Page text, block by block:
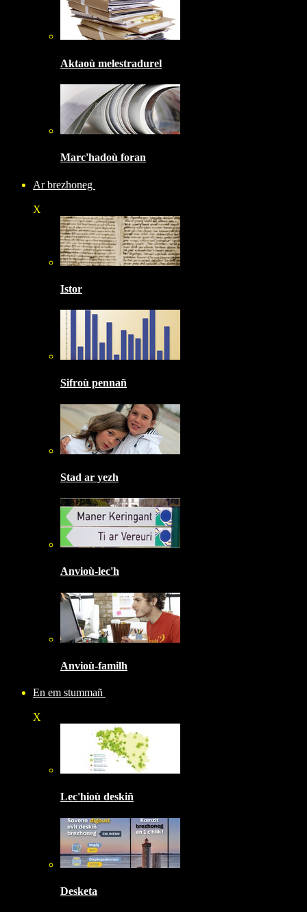
Aktaoù melestradurel
Marc'hadoù foran
Ar brezhoneg
X
Istor
Sifroù pennañ
Stad ar yezh
Anvioù-lec'h
Anvioù-familh
En em stummañ
X
Lec'hioù deskiñ
Desketa